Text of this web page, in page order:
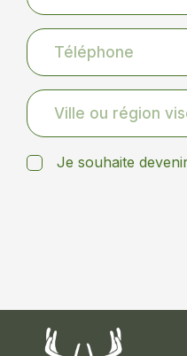
Je souhaite